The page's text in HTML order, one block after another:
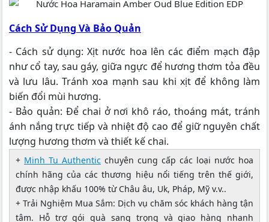
Cách Sử Dụng Và Bảo Quản
- Cách sử dụng: Xịt nước hoa lên các điểm mạch đập
như cổ tay, sau gáy, giữa ngực để hương thơm tỏa đều
và lưu lâu. Tránh xoa mạnh sau khi xịt để không làm
biến đổi mùi hương.
- Bảo quản: Để chai ở nơi khô ráo, thoáng mát, tránh
ánh nắng trực tiếp và nhiệt độ cao để giữ nguyên chất
lượng hương thơm và thiết kế chai.
+ Minh Tu Authentic chuyên cung cấp các loại nước hoa
chính hãng của các thương hiệu nổi tiếng trên thế giới,
được nhập khấu 100% từ Châu âu, Uk, Pháp, Mỹ v.v..
+ Trải Nghiệm Mua Sắm: Dịch vụ chăm sóc khách hàng tận
tâm. Hỗ trợ gói quà sang trọng và giao hàng nhanh